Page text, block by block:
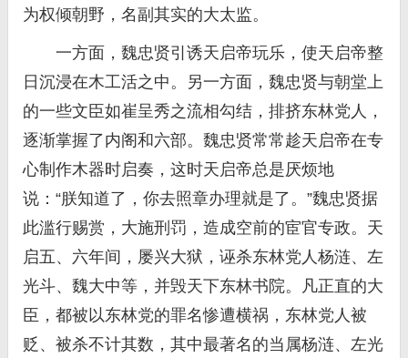
为权倾朝野，名副其实的大太监。
一方面，魏忠贤引诱天启帝玩乐，使天启帝整
日沉浸在木工活之中。另一方面，魏忠贤与朝堂上
的一些文臣如崔呈秀之流相勾结，排挤东林党人，
逐渐掌握了内阁和六部。魏忠贤常常趁天启帝在专
心制作木器时启奏，这时天启帝总是厌烦地
说：“朕知道了，你去照章办理就是了。”魏忠贤据
此滥行赐赏，大施刑罚，造成空前的宦官专政。天
启五、六年间，屡兴大狱，诬杀东林党人杨涟、左
光斗、魏大中等，并毁天下东林书院。凡正直的大
臣，都被以东林党的罪名惨遭横祸，东林党人被
贬、被杀不计其数，其中最著名的当属杨涟、左光